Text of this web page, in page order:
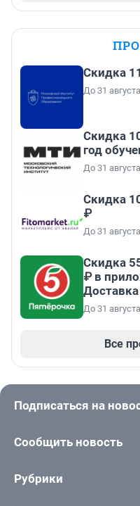
Скидка
До 31
Скидка
год
До 31
Скидка
₽
До 31
Скидка
₽ в
Доставка
До 31
Все
Подписаться на
Сообщить новость
Рубрики